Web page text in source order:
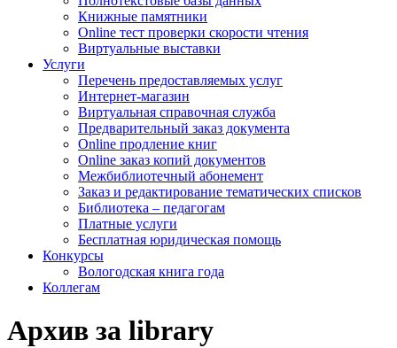
Книжные памятники
Online тест проверки скорости чтения
Виртуальные выставки
Услуги
Перечень предоставляемых услуг
Интернет-магазин
Виртуальная справочная служба
Предварительный заказ документа
Online продление книг
Online заказ копий документов
Межбиблиотечный абонемент
Заказ и редактирование тематических списков
Библиотека – педагогам
Платные услуги
Бесплатная юридическая помощь
Конкурсы
Вологодская книга года
Коллегам
Архив за library